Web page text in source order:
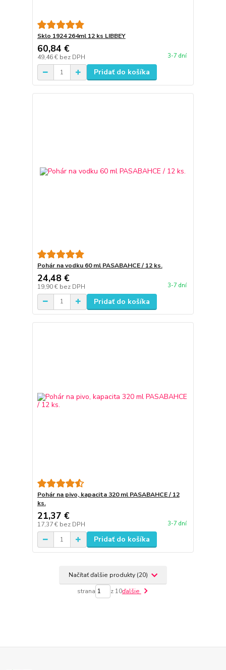
Sklo 1924 264ml 12 ks LIBBEY
60,84 €
49,46 € bez DPH 3-7 dní
Pridať do košíka
Pohár na vodku 60 ml PASABAHCE / 12 ks.
24,48 €
19,90 € bez DPH 3-7 dní
Pridať do košíka
Pohár na pivo, kapacita 320 ml PASABAHCE / 12
ks.
21,37 €
17,37 € bez DPH 3-7 dní
Pridať do košíka
Načítať ďalšie produkty (20)
strana z 10ďalšie